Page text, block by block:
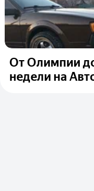
От Олимпии
недели на